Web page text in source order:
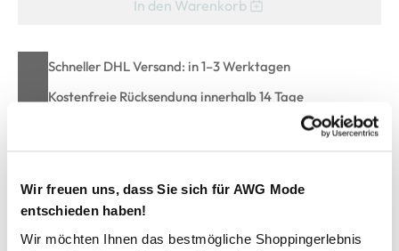
Wir freuen uns, dass Sie sich für AWG Mode
entschieden haben!
Wir möchten Ihnen das bestmögliche Shoppingerlebnis
In den Warenkorb
Schneller DHL Versand: in 1–3 Werktagen
Kostenfreie Rücksendung innerhalb 14 Tage
Kostenlose Filiallieferung in Ihre Wunschfiliale
Zur Wunschliste hinzufügen